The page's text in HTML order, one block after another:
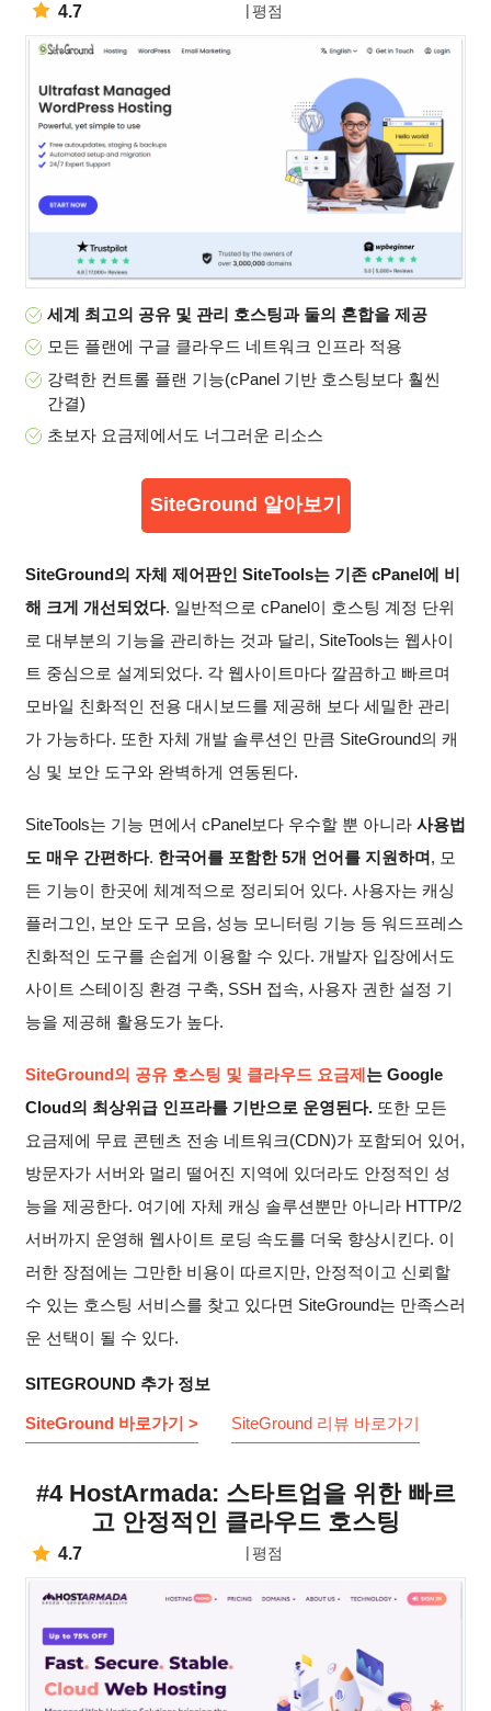
4.7 평점
세계 최고의 공유 및 관리 호스팅과 둘의 혼합을 제공
모든 플랜에 구글 클라우드 네트워크 인프라 적용
강력한 컨트롤 플랜 기능(cPanel 기반 호스팅보다 훨씬
간결)
초보자 요금제에서도 너그러운 리소스
SiteGround 알아보기
SiteGround의 자체 제어판인 SiteTools는 기존 cPanel에 비
해 크게 개선되었다. 일반적으로 cPanel이 호스팅 계정 단위
로 대부분의 기능을 관리하는 것과 달리, SiteTools는 웹사이
트 중심으로 설계되었다. 각 웹사이트마다 깔끔하고 빠르며
모바일 친화적인 전용 대시보드를 제공해 보다 세밀한 관리
가 가능하다. 또한 자체 개발 솔루션인 만큼 SiteGround의 캐
싱 및 보안 도구와 완벽하게 연동된다.
SiteTools는 기능 면에서 cPanel보다 우수할 뿐 아니라 사용법
도 매우 간편하다. 한국어를 포함한 5개 언어를 지원하며, 모
든 기능이 한곳에 체계적으로 정리되어 있다. 사용자는 캐싱
플러그인, 보안 도구 모음, 성능 모니터링 기능 등 워드프레스
친화적인 도구를 손쉽게 이용할 수 있다. 개발자 입장에서도
사이트 스테이징 환경 구축, SSH 접속, 사용자 권한 설정 기
능을 제공해 활용도가 높다.
SiteGround의 공유 호스팅 및 클라우드 요금제는 Google
Cloud의 최상위급 인프라를 기반으로 운영된다. 또한 모든
요금제에 무료 콘텐츠 전송 네트워크(CDN)가 포함되어 있어,
방문자가 서버와 멀리 떨어진 지역에 있더라도 안정적인 성
능을 제공한다. 여기에 자체 캐싱 솔루션뿐만 아니라 HTTP/2
서버까지 운영해 웹사이트 로딩 속도를 더욱 향상시킨다. 이
러한 장점에는 그만한 비용이 따르지만, 안정적이고 신뢰할
수 있는 호스팅 서비스를 찾고 있다면 SiteGround는 만족스러
운 선택이 될 수 있다.
SITEGROUND 추가 정보
SiteGround 바로가기 > SiteGround 리뷰 바로가기
#4 HostArmada: 스타트업을 위한 빠르
고 안정적인 클라우드 호스팅
4.7 평점